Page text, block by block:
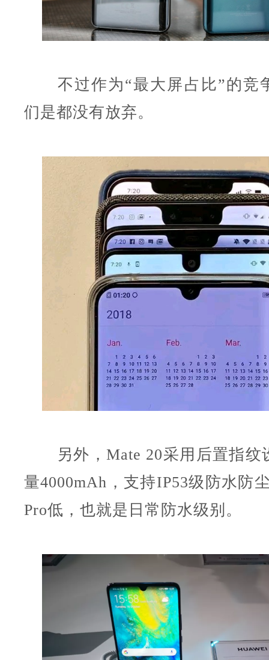
不过作为“最大屏占比”的竞
们是都没有放弃。
另外，Mate 20采用后置指纹
量4000mAh，支持IP53级防水防
Pro低，也就是日常防水级别。